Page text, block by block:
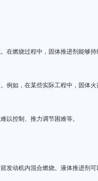
在燃烧过程中，固体推进剂能够
例如，在某些实际工程中，固体
以控制、推力调节困难等。
发动机内混合燃烧。液体推进剂